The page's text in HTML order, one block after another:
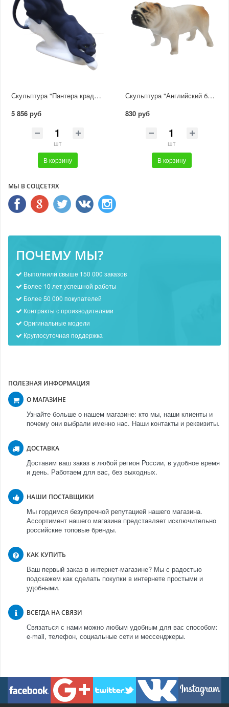
Скульптура "Пантера крадется"
5 856 руб
шт
В корзину
Скульптура "Английский бульдог"
830 руб
шт
В корзину
МЫ В СОЦСЕТЯХ
ПОЧЕМУ МЫ?
Выполнили свыше 150 000 заказов
Более 10 лет успешной работы
Более 50 000 покупателей
Контракты с производителями
Оригинальные модели
Круглосуточная поддержка
ПОЛЕЗНАЯ ИНФОРМАЦИЯ
О МАГАЗИНЕ
Узнайте больше о нашем магазине: кто мы, наши клиенты и
почему они выбрали именно нас. Наши контакты и реквизиты.
ДОСТАВКА
Доставим ваш заказ в любой регион России, в удобное время
и день. Работаем для вас, без выходных.
НАШИ ПОСТАВЩИКИ
Мы гордимся безупречной репутацией нашего магазина.
Ассортимент нашего магазина представляет исключительно
российские топовые бренды.
КАК КУПИТЬ
Ваш первый заказ в интернет-магазине? Мы с радостью
подскажем как сделать покупки в интернете простыми и
удобными.
ВСЕГДА НА СВЯЗИ
Связаться с нами можно любым удобным для вас способом:
e-mail, телефон, социальные сети и мессенджеры.